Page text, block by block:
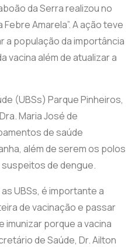
da Serra realizou no
Amarela”. A ação teve
população da importância
vacina além de atualizar a
(UBSs) Parque Pinheiros,
Maria José de
de saúde
além de serem os polos
de dengue.
UBSs, é importante a
de vacinação e passar
imunizar porque a vacina
de Saúde, Dr. Ailton